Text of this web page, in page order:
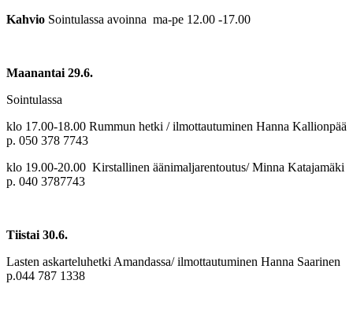
Kahvio Sointulassa avoinna ma-pe 12.00 -17.00
Maanantai 29.6.
Sointulassa
klo 17.00-18.00 Rummun hetki / ilmottautuminen Hanna Kallionpää
p. 050 378 7743
klo 19.00-20.00 Kirstallinen äänimaljarentoutus/ Minna Katajamäki
p. 040 3787743
Tiistai 30.6.
Lasten askarteluhetki Amandassa/ ilmottautuminen Hanna Saarinen
p.044 787 1338